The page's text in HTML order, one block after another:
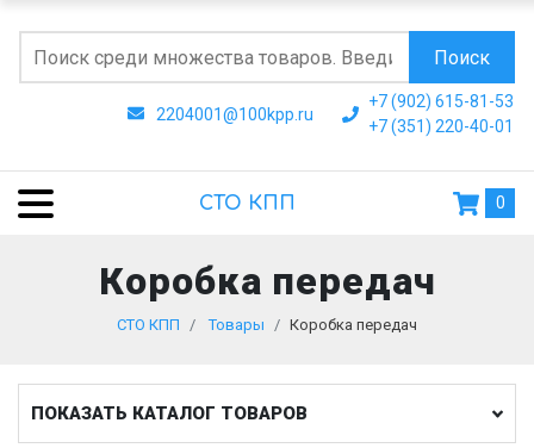
2204001@100kpp.ru
+7 (902) 615-81-53
+7 (351) 220-40-01
Поиск
СТО КПП 0
Коробка передач
СТО КПП Товары Коробка передач
ПОКАЗАТЬ КАТАЛОГ ТОВАРОВ